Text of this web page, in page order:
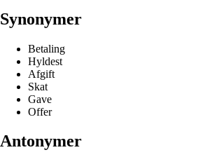
Synonymer
Betaling
Hyldest
Afgift
Skat
Gave
Offer
Antonymer